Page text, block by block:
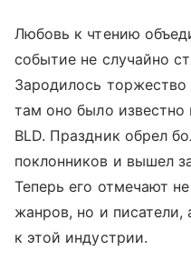
Любовь к чтению
событие не случайно
Зародилось
там оно было известно
BLD. Праздник обрел
поклонников и вышел
Теперь его отмечают
жанров, но и писатели,
к этой индустрии.